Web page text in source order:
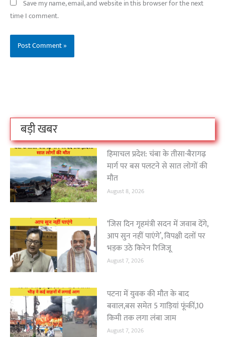
Save my name, email, and website in this browser for the next
time I comment.
बड़ी खबर
हिमाचल प्रदेश: चंबा के तीसा-बैरागढ़
मार्ग पर बस पलटने से सात लोगों की
मौत
August 8, 2026
‘जिस दिन गृहमंत्री सदन में जवाब देंगे,
आप सुन नहीं पाएंगे’, विपक्षी दलों पर
भड़क उठे किरेन रिजिजू
August 7, 2026
पटना में युवक की मौत के बाद
बवाल,बस समेत 5 गाड़ियां फूंकीं,10
किमी तक लगा लंबा जाम
August 7, 2026